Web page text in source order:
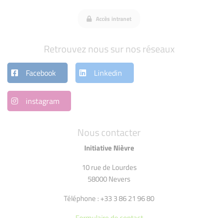
Nous contacter
Initiative Nièvre
10 rue de Lourdes
58000 Nevers
Téléphone : +33 3 86 21 96 80
Accès intranet
Retrouvez nous sur nos réseaux
Facebook Linkedin
instagram